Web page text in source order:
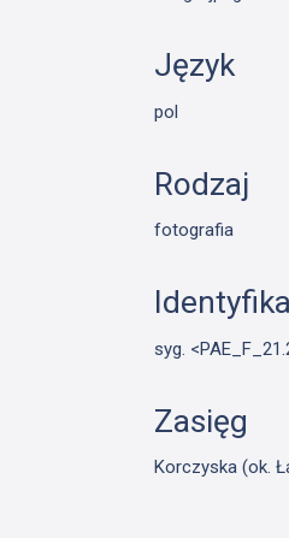
Język
pol
Rodzaj
fotografia
syg.
Zasięg
Korczyska (ok.